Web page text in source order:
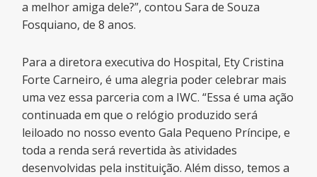
a melhor amiga dele?”, contou Sara de Souza
Fosquiano, de 8 anos.
Para a diretora executiva do Hospital, Ety Cristina
Forte Carneiro, é uma alegria poder celebrar mais
uma vez essa parceria com a IWC. “Essa é uma ação
continuada em que o relógio produzido será
leiloado no nosso evento Gala Pequeno Príncipe, e
toda a renda será revertida às atividades
desenvolvidas pela instituição. Além disso, temos a